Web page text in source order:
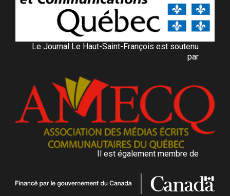
Le Journal Le Haut-Saint-François est soutenu
par
Il est également membre de